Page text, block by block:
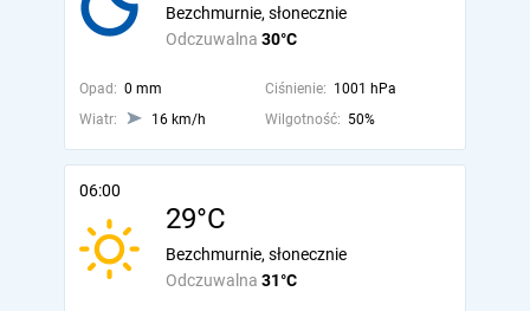
Odczuwalna 30°C
Bezchmurnie, słonecznie
Opad: 0 mm Ciśnienie: 1001 hPa
Wiatr:
16 km/h Wilgotność: 50%
06:00
29°C
Odczuwalna 31°C
Bezchmurnie, słonecznie